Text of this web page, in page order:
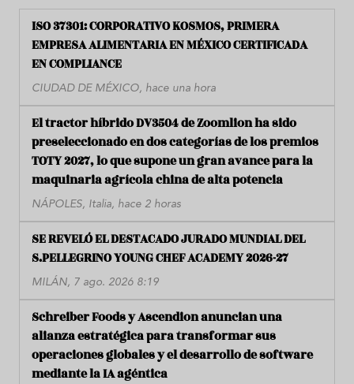
ISO 37301: CORPORATIVO KOSMOS, PRIMERA
EMPRESA ALIMENTARIA EN MÉXICO CERTIFICADA
EN COMPLIANCE
CIUDAD DE MÉXICO, hace una hora
El tractor híbrido DV3504 de Zoomlion ha sido
preseleccionado en dos categorías de los premios
TOTY 2027, lo que supone un gran avance para la
maquinaria agrícola china de alta potencia
NÁPOLES, Italia, hace 2 horas
SE REVELÓ EL DESTACADO JURADO MUNDIAL DEL
S.PELLEGRINO YOUNG CHEF ACADEMY 2026-27
MILÁN, 7 ago. 2026 8:19
Schreiber Foods y Ascendion anuncian una
alianza estratégica para transformar sus
operaciones globales y el desarrollo de software
mediante la IA agéntica